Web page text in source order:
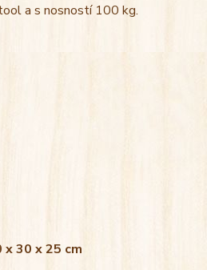
a s nosností 100 kg.
x 30 x 25 cm